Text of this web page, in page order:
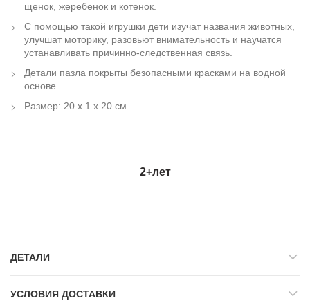
щенок, жеребенок и котенок.
С помощью такой игрушки дети изучат названия животных,
улучшат моторику, разовьют внимательность и научатся
устанавливать причинно-следственная связь.
Детали пазла покрыты безопасными красками на водной
основе.
Размер: 20 х 1 х 20 см
2+лет
ДЕТАЛИ
УСЛОВИЯ ДОСТАВКИ